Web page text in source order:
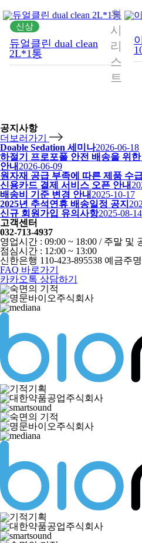
위
시
리
스
트
신상
듀얼클린 dual clean
2L*1통
공지사항
더보러가기
Doable Sedation 세미나2026-06-18
하절기 프로포폴 안전 배송을 위
안내 2026-06-09
원자재 공급 부족에 따른 제품 수
신용카드 결제 서비스 오픈 안내
배송비 기준 변경 안내 2025-10-17
2025년 추석연휴 배송일정 공지
신규 회원가입 유의사항2025-08-14
고객센터
032-713-4937
영업시간 : 09:00 ~ 18:00 / 주말 및
점심시간 : 12:00 ~ 13:00
신한은행 110-423-895538 예금주
FAQ 바로가기
카카오톡 상담하기